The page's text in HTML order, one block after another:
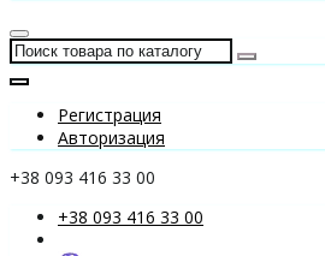
Регистрация
Авторизация
+38 093 416 33 00
+38 093 416 33 00